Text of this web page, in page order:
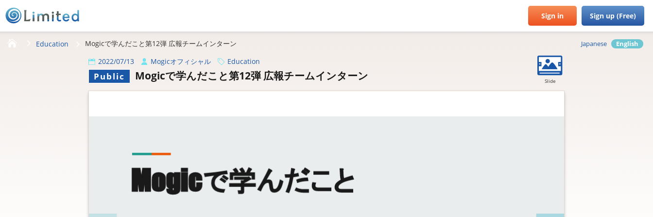
Sign in Sign up (Free)
HOMEEducation Mogicで学んだこと第12弾 広報チームインターン Japanese English
2022/07/13 Mogicオフィシャル Education
Public Mogicで学んだこと第12弾 広報チームインターン Slide